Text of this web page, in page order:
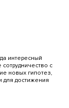
интересный
с
новых гипотез,
для достижения